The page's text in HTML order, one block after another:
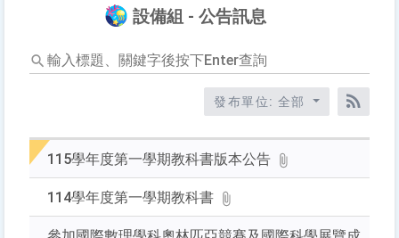
設備組 - 公告訊息
輸
入
鍵
字
下
發布單位: 全部
RSS訂
115學年度第一學期教科書版本公告
114學年度第一學期教科書